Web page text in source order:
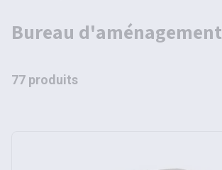
bureau d'aménagement
77 produits